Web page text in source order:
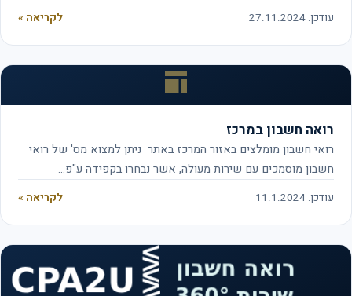
עודכן: 27.11.2024 לקריאה »
רואה חשבון במרכז
רואי חשבון מומלצים באזור המרכז באתר ניתן למצוא מס' של רואי
חשבון מוסמכים עם שירות מעולה, אשר נבחרו בקפידה ע"פ…
עודכן: 11.1.2024 לקריאה »